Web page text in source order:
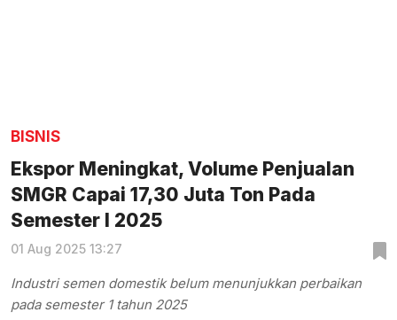
BISNIS
Ekspor Meningkat, Volume Penjualan
SMGR Capai 17,30 Juta Ton Pada
Semester I 2025
01 Aug 2025 13:27
Industri semen domestik belum menunjukkan perbaikan
pada semester 1 tahun 2025